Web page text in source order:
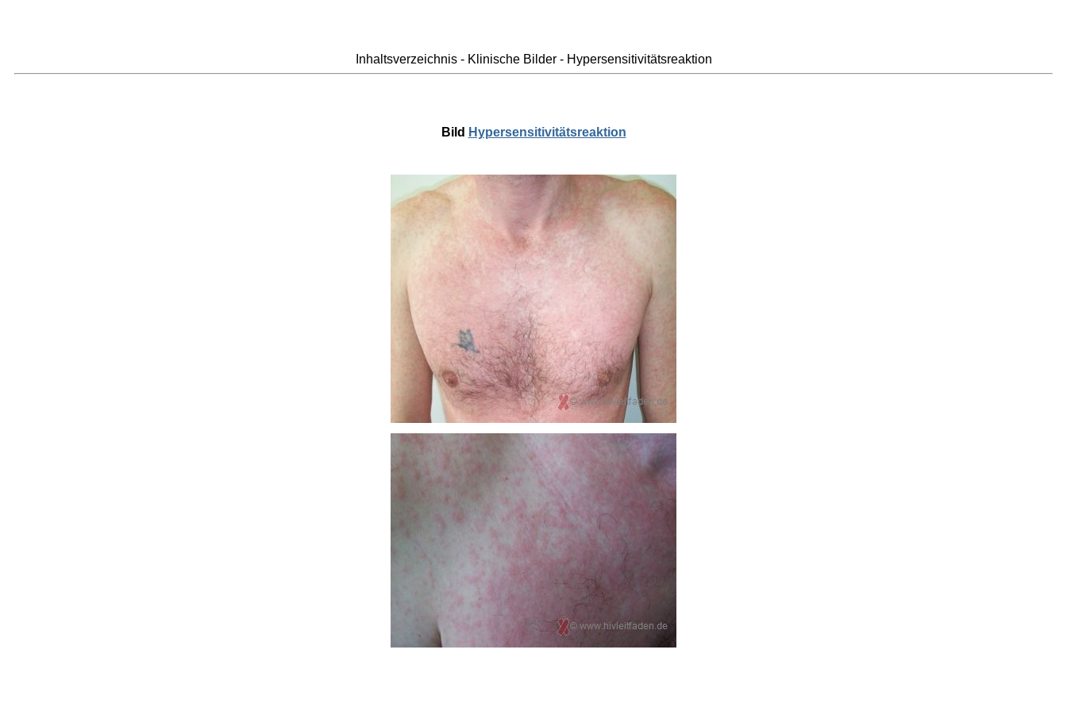
Inhaltsverzeichnis - Klinische Bilder - Hypersensitivitätsreaktion
Bild Hypersensitivitätsreaktion